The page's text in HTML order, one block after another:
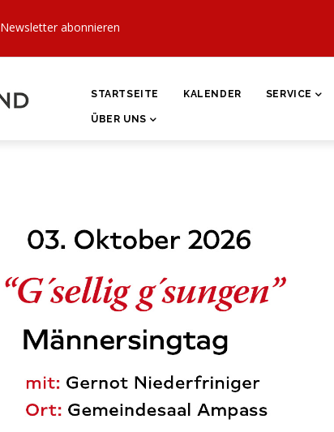
Newsletter abonnieren
HAUPTNAVIGATION
STARTSEITE KALENDER SERVICE
ÜBER UNS